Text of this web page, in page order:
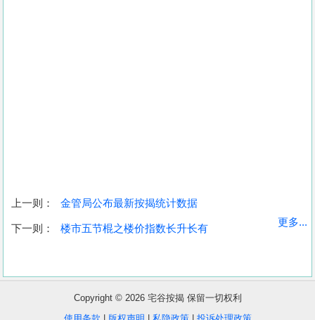
收
盘
上一则： 金管局公布最新按揭统计数据
下一则： 楼市五节棍之楼价指数长升长有
更多...
Copyright © 2026 宅谷按揭 保留一切权利